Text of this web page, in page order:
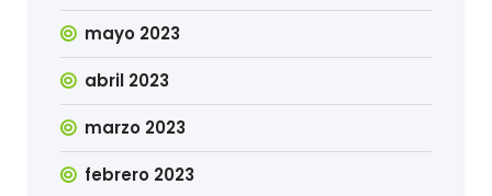
mayo 2023
abril 2023
marzo 2023
febrero 2023